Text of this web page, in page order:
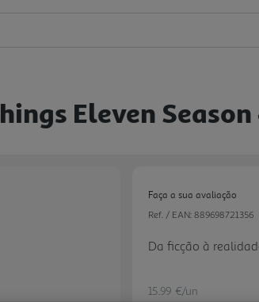
Eleven
Faça a sua avaliação
Ref. / EAN: 889698721356
Da ficção à
15.99 €/un